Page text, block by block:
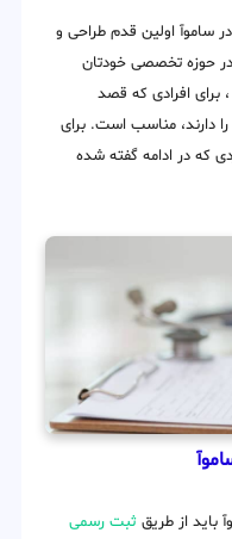
ساموآ اولین قدم طراحی و
در حوزه تخصصی خودتان
افرادی که قصد
را دارند، مناسب است. برای
که در ادامه گفته شده
باید از طریق ثبت رسمی